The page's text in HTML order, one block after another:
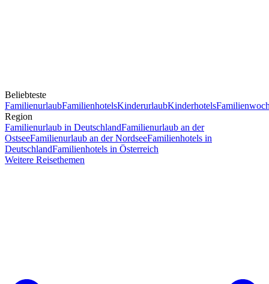
Beliebteste
FamilienurlaubFamilienhotelsKinderurlaubKinderhotels
Region
Familienurlaub in DeutschlandFamilienurlaub an der
OstseeFamilienurlaub an der NordseeFamilienhotels in
DeutschlandFamilienhotels in Österreich
Weitere Reisethemen